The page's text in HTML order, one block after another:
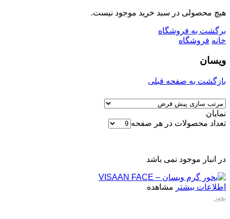
هیچ محصولی در سبد خرید موجود نیست.
برگشت به فروشگاه
خانه فروشگاه
ویسان
بازگشت به صفحه قبلی
نمایان
تعداد محصولات در هر صفحه
در انبار موجود نمی باشد
اطلاعات بیشتر مشاهده
بخور